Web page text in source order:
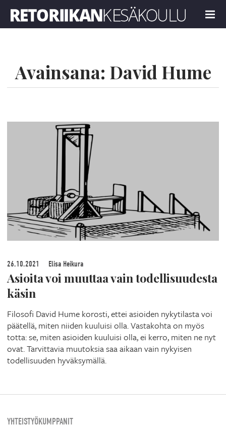
MENU
Avainsana: David Hume
26.10.2021 Elisa Heikura
Asioita voi muuttaa vain todellisuudesta
käsin
Filosofi David Hume korosti, ettei asioiden nykytilasta voi
päätellä, miten niiden kuuluisi olla. Vastakohta on myös
totta: se, miten asioiden kuuluisi olla, ei kerro, miten ne nyt
ovat. Tarvittavia muutoksia saa aikaan vain nykyisen
todellisuuden hyväksymällä.
YHTEISTYÖKUMPPANIT